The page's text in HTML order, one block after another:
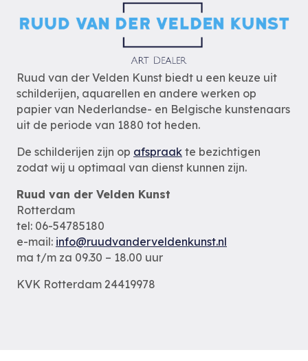
Ruud van der Velden Kunst biedt u een keuze uit
schilderijen, aquarellen en andere werken op
papier van Nederlandse- en Belgische kunstenaars
uit de periode van 1880 tot heden.
De schilderijen zijn op afspraak te bezichtigen
zodat wij u optimaal van dienst kunnen zijn.
Ruud van der Velden Kunst
Rotterdam
tel: 06-54785180
e-mail: info@ruudvanderveldenkunst.nl
ma t/m za 09.30 – 18.00 uur
KVK Rotterdam 24419978